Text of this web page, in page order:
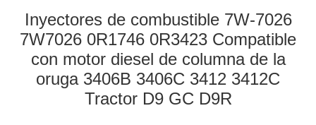
FÁBRICA
CONTROL
Inyectores de combustible 7W-7026
7W7026 0R1746 0R3423 Compatible
con motor diesel de columna de la
oruga 3406B 3406C 3412 3412C
Tractor D9 GC D9R